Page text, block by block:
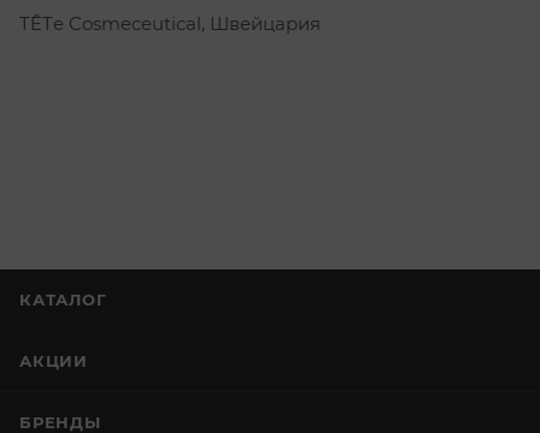
TÊTе Cosmeceutical, Швейцария
КАТАЛОГ
АКЦИИ
БРЕНДЫ